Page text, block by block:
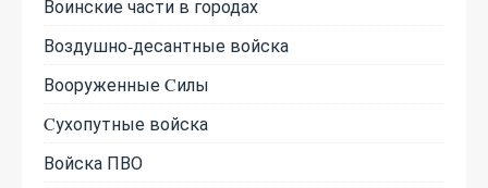
Воинские части в городах
Воздушно-десантные войска
Вооруженные Cилы
Cухопутные войска
Войска ПВО